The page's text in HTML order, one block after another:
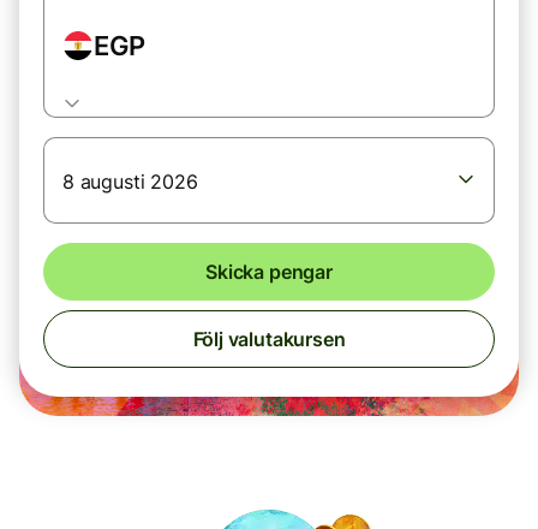
EGP
8 augusti 2026
Skicka pengar
Följ valutakursen